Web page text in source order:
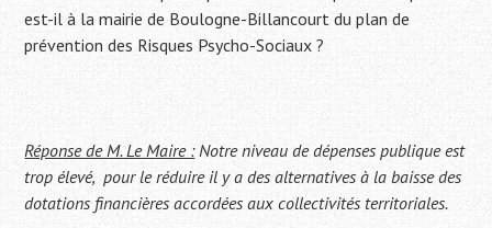
est-il à la mairie de Boulogne-Billancourt du plan de
prévention des Risques Psycho-Sociaux ?
Réponse de M. Le Maire :Notre niveau de dépenses publique est
trop élevé, pour le réduire il y a des alternatives à la baisse des
dotations financières accordées aux collectivités territoriales.